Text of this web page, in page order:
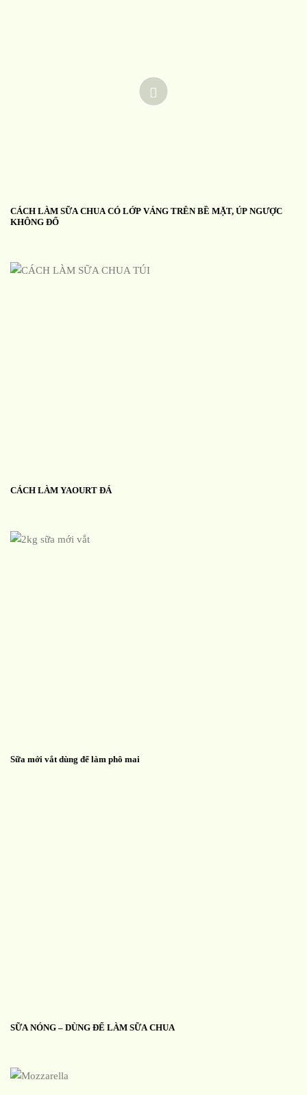
CÁCH LÀM SỮA CHUA CÓ LỚP VÁNG TRÊN BỀ MẶT, ÚP NGƯỢC
KHÔNG ĐỔ
CÁCH LÀM YAOURT ĐÁ
Sữa mới vắt dùng để làm phô mai
SỮA NÓNG – DÙNG ĐỂ LÀM SỮA CHUA